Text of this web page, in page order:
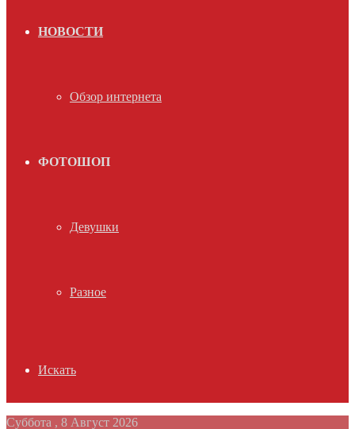
НОВОСТИ
Обзор интернета
ФОТОШОП
Девушки
Разное
Искать
Суббота , 8 Август 2026